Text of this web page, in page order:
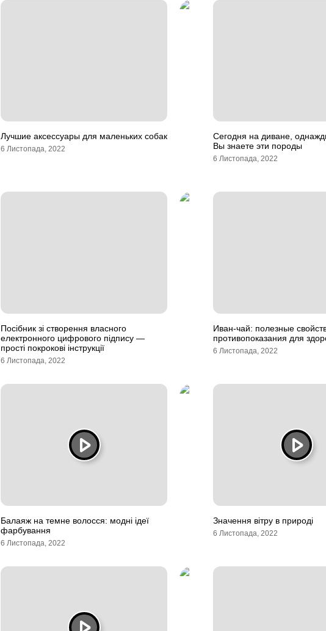
Лучшие аксессуары для маленьких собак
6 Листопада, 2022
Сегодня на диване,
Вы знаете эти породы
6 Листопада, 2022
Посібник зі створення власного
електронного цифрового підпису —
прості покрокові інструкції
6 Листопада, 2022
Иван-чай: полезные
противопоказания для
6 Листопада, 2022
Балаяж на темне волосся: модні ідеї
фарбування
6 Листопада, 2022
Значення вітру в природі
6 Листопада, 2022